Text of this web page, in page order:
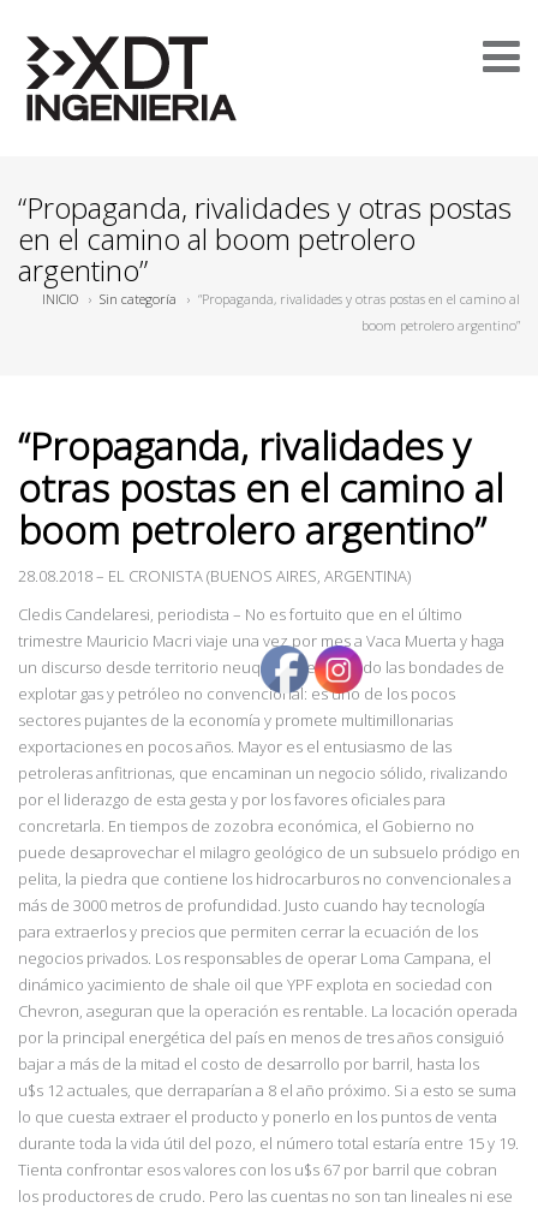
“Propaganda, rivalidades y otras postas
en el camino al boom petrolero
argentino”
INICIO › Sin categoría › “Propaganda, rivalidades y otras postas en el camino al
boom petrolero argentino”
“Propaganda, rivalidades y
otras postas en el camino al
boom petrolero argentino”
28.08.2018– EL CRONISTA (BUENOS AIRES, ARGENTINA)
Cledis Candelaresi, periodista – No es fortuito que en el último
trimestre Mauricio Macri viaje una vez por mes a Vaca Muerta y haga
un discurso desde territorio neuquino destacando las bondades de
explotar gas y petróleo no convencional: es uno de los pocos
sectores pujantes de la economía y promete multimillonarias
exportaciones en pocos años. Mayor es el entusiasmo de las
petroleras anfitrionas, que encaminan un negocio sólido, rivalizando
por el liderazgo de esta gesta y por los favores oficiales para
concretarla. En tiempos de zozobra económica, el Gobierno no
puede desaprovechar el milagro geológico de un subsuelo pródigo en
pelita, la piedra que contiene los hidrocarburos no convencionales a
más de 3000 metros de profundidad. Justo cuando hay tecnología
para extraerlos y precios que permiten cerrar la ecuación de los
negocios privados. Los responsables de operar Loma Campana, el
dinámico yacimiento de shale oil que YPF explota en sociedad con
Chevron, aseguran que la operación es rentable. La locación operada
por la principal energética del país en menos de tres años consiguió
bajar a más de la mitad el costo de desarrollo por barril, hasta los
u$s 12 actuales, que derraparían a 8 el año próximo. Si a esto se suma
lo que cuesta extraer el producto y ponerlo en los puntos de venta
durante toda la vida útil del pozo, el número total estaría entre 15 y 19.
Tienta confrontar esos valores con los u$s 67 por barril que cobran
los productores de crudo. Pero las cuentas no son tan lineales ni ese